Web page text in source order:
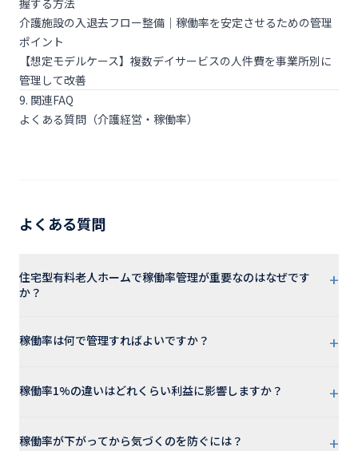
握する方法
介護施設の入退去フロー整備｜稼働率を安定させるための管理
ポイント
【想定モデルケース】複数デイサービスの人件費を事業所別に
管理して改善
9. 関連FAQ
よくある質問（介護経営・稼働率）
よくある質問
住宅型有料老人ホームで稼働率管理が重要なのはなぜです
か？
+
稼働率は何で管理すればよいですか？ +
稼働率1%の違いはどれくらい利益に影響しますか？ +
稼働率が下がってから気づくのを防ぐには？ +